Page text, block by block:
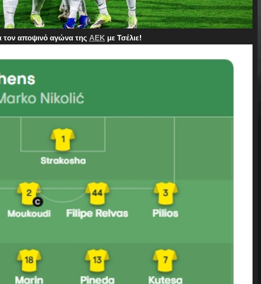
τον αποψινό αγώνα της ΑΕΚμε Τσέλιε!